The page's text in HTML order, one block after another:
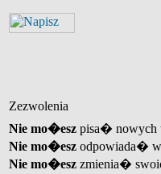
Zezwolenia
Nie mo�esz pisa�
Nie mo�esz odpowiada� w
Nie mo�esz zmienia�